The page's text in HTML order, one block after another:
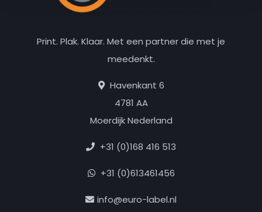
Print. Plak. Klaar. Met een partner die met je
meedenkt.
Havenkant 6
4781 AA
Moerdijk Nederland
+31 (0)168 416 513
+31 (0)613461456
info@euro-label.nl